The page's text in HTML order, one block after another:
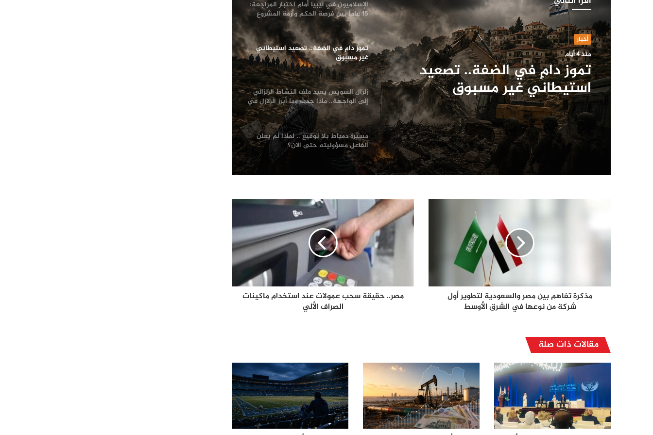
أخبار
منذ 4 أيام
تموز دامٍ في الضفة.. تصعيد
استيطاني غير مسبوق
الإسلاميون في ليبيا أمام اختبار المراجعة:
15 عاماً بين فرصة الحكم وأزمة المشروع
تموز دامٍ في الضفة.. تصعيد استيطاني
غير مسبوق
زلزال السويس يعيد ملف النشاط الزلزالي
إلى الواجهة.. ماذا حدث وما أبرز الزلازل في
تاريخ مصر؟
مسيّرة دمياط بلا توقيع .. لماذا لم يعلن
الفاعل مسؤوليته حتى الآن؟
للانهيار؟
من صفقة الحقوق إلى أزمة قيادة.. هل
اقتربت نهاية إنفانتينو في «فيفا»؟
الإله في الحرب .. كيف وظّفت أميركا وإيران
الدين في الصراع بينهما؟
الصحافة الأجنبية اليوم: تصعيد أميركي
أرقام تكشف الدول الأكثر رغبة
وسيناريوهات الملف حتى 2030
أزمة سبتة تفجّر خلافاً أوروبياً.. سانشيز
يرفض ضغوط ميلوني ويحذّر من انقسام
الاتحاد الأوروبي
مذكرة تفاهم بين مصر والسعودية لتطوير أول
شركة من نوعها في الشرق الأوسط
مصر.. حقيقة سحب عمولات عند استخدام ماكينات
الصراف الألي
مقالات ذات صلة